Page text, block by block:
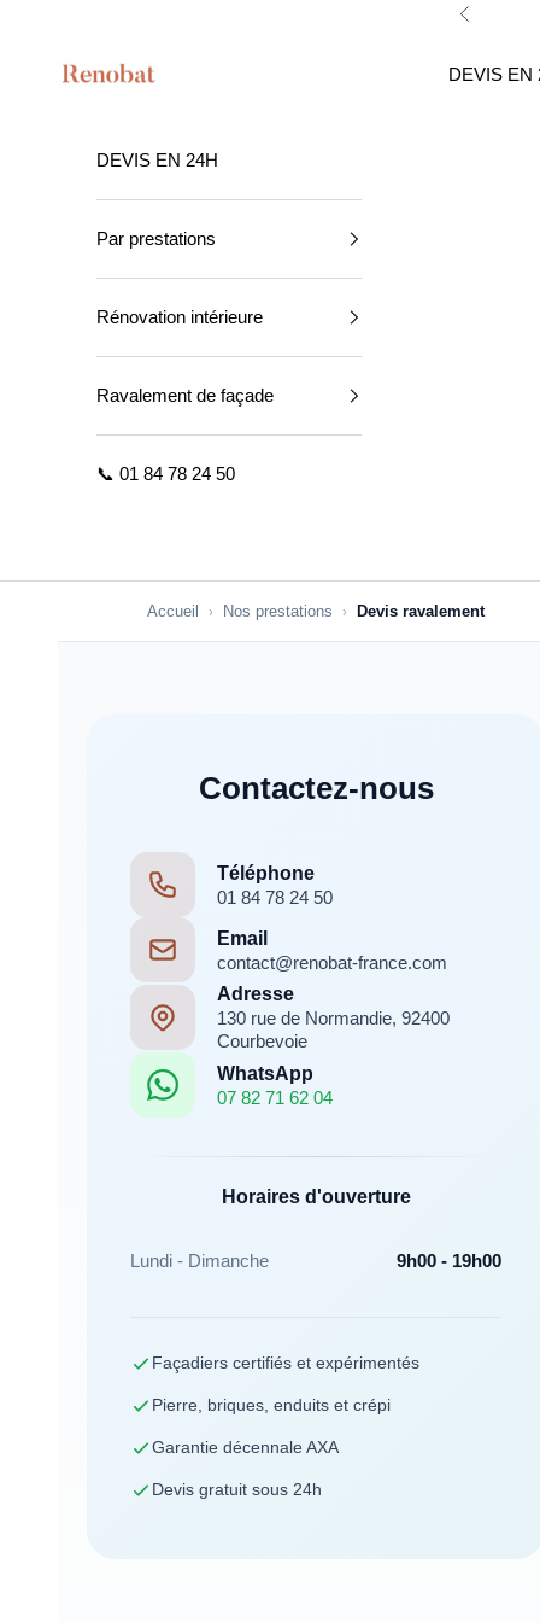
Renobat DEVIS EN
DEVIS EN 24H
Par prestations
Rénovation intérieure
Ravalement de façade
📞 01 84 78 24 50
Accueil › Nos prestations › Devis ravalement
Contactez-nous
Téléphone
01 84 78 24 50
Email
contact@renobat-france.com
Adresse
130 rue de Normandie, 92400
Courbevoie
WhatsApp
07 82 71 62 04
Horaires d'ouverture
Lundi - Dimanche 9h00 - 19h00
Façadiers certifiés et expérimentés
Pierre, briques, enduits et crépi
Garantie décennale AXA
Devis gratuit sous 24h